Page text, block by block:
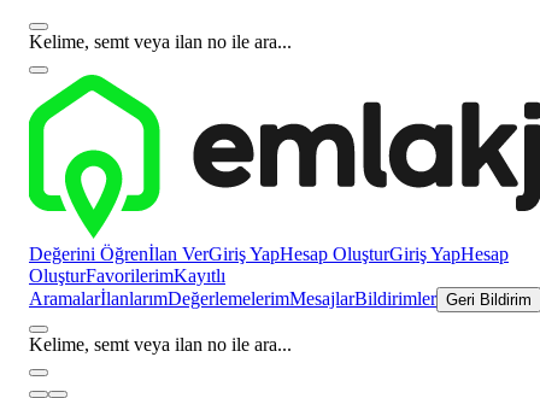
Kelime, semt veya ilan no ile ara...
Değerini Öğrenİlan VerGiriş YapHesap OluşturGiriş YapHesap
OluşturFavorilerimKayıtlı
AramalarİlanlarımDeğerlemelerimMesajlarBildirimler Geri Bildirim
Kelime, semt veya ilan no ile ara...